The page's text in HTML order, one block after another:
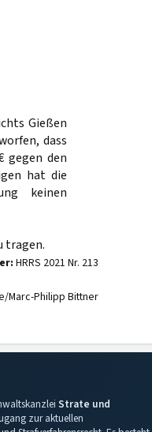
Gießen
dass
gegen den
hat die
keinen
tragen.
HRRS 2021 Nr. 213
Marc-Philipp Bittner
Strate und
zur aktuellen